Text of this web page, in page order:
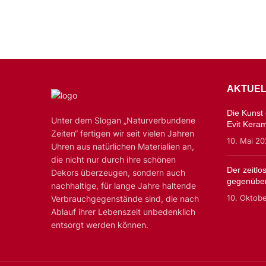
Unter dem Slogan „Naturverbundene
Zeiten“ fertigen wir seit vielen Jahren
Uhren aus natürlichen Materialien an,
die nicht nur durch ihre schönen
Dekors überzeugen, sondern auch
nachhaltige, für lange Jahre haltende
Verbrauchgegenstände sind, die nach
Ablauf ihrer Lebenszeit unbedenklich
entsorgt werden können.
Die Kunst
Evit
10. Mai
Der
10.